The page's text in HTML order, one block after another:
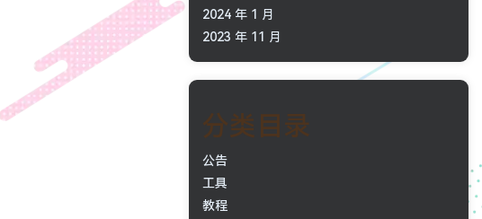
2024 年 1 月
2023 年 11 月
分类目录
公告
工具
教程